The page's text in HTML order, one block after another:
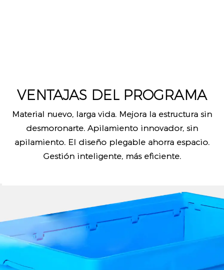
VENTAJAS DEL PROGRAMA
Material nuevo, larga vida. Mejora la estructura sin
desmoronarte. Apilamiento innovador, sin
apilamiento. El diseño plegable ahorra espacio.
Gestión inteligente, más eficiente.